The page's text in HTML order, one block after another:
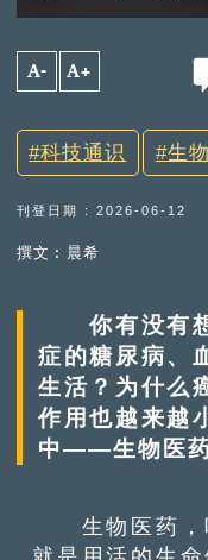
A- A+
科技通识 生
刊登日期 : 2026-06-12
撰文︰晨希
你有没有想
症的糖尿病、
生活？为什么
作用也越来越
中——生物医药
生物医药，